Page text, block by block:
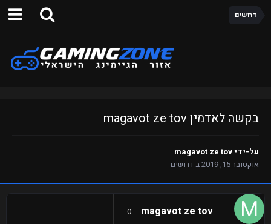
דרושים
בקשה לאדמין magavot ze tov
על-ידיmagavot ze tov
אוקטובר 15, 2019
בדרושים
magavot ze tov
0